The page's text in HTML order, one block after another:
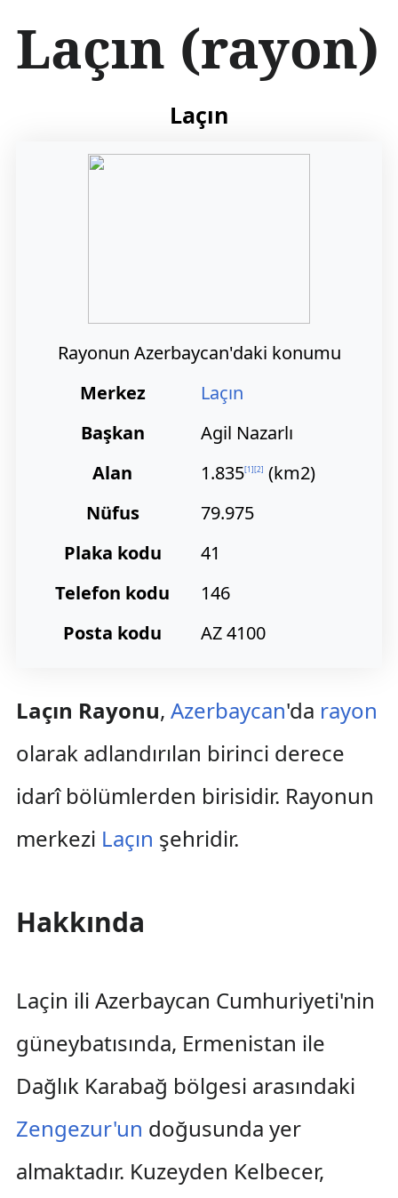
ç
r
Laçın (rayon)
Laçın
Rayonun Azerbaycan'daki konumu
Merkez
Laçın
Başkan
Agil Nazarlı
Alan
1.835[1][2] (km2)
Nüfus
79.975
Plaka kodu
41
Telefon kodu
146
Posta kodu
AZ 4100
Laçın Rayonu, Azerbaycan'da rayon
olarak adlandırılan birinci derece
idarî bölümlerden birisidir. Rayonun
merkezi Laçın şehridir.
Hakkında
Laçin ili Azerbaycan Cumhuriyeti'nin
güneybatısında, Ermenistan ile
Dağlık Karabağ bölgesi arasındaki
Zengezur'un doğusunda yer
almaktadır. Kuzeyden Kelbecer,